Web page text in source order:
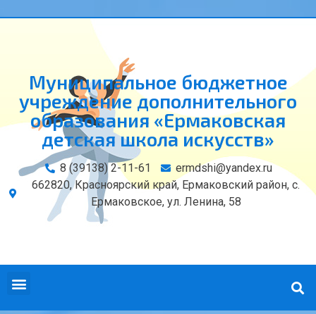
Муниципальное бюджетное
учреждение дополнительного
образования «Ермаковская
детская школа искусств»
8 (39138) 2-11-61
ermdshi@yandex.ru
662820, Красноярский край, Ермаковский район, с.
Ермаковское, ул. Ленина, 58